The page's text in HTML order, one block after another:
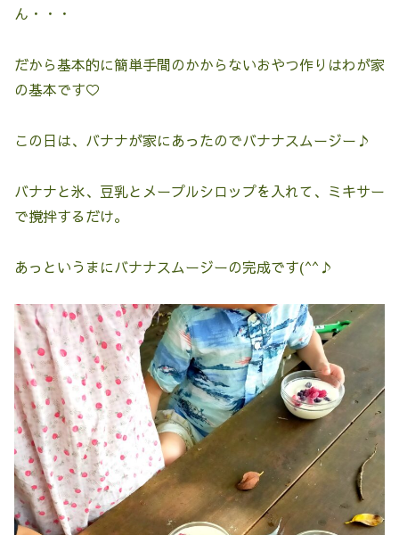
ん・・・
だから基本的に簡単手間のかからないおやつ作りはわが家
の基本です♡
この日は、バナナが家にあったのでバナナスムージー♪
バナナと氷、豆乳とメープルシロップを入れて、ミキサー
で撹拌するだけ。
あっというまにバナナスムージーの完成です(^^♪